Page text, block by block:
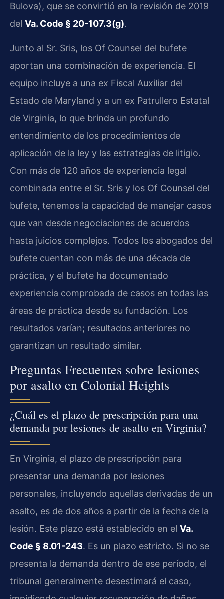
Bulova), que se convirtió en la revisión de 2019
del Va. Code § 20-107.3(g).
Junto al Sr. Sris, los Of Counsel del bufete
aportan una combinación de experiencia. El
equipo incluye a una ex Fiscal Auxiliar del
Estado de Maryland y a un ex Patrullero Estatal
de Virginia, lo que brinda un profundo
entendimiento de los procedimientos de
aplicación de la ley y las estrategias de litigio.
Con más de 120 años de experiencia legal
combinada entre el Sr. Sris y los Of Counsel del
bufete, tenemos la capacidad de manejar casos
que van desde negociaciones de acuerdos
hasta juicios complejos. Todos los abogados del
bufete cuentan con más de una década de
práctica, y el bufete ha documentado
experiencia comprobada de casos en todas las
áreas de práctica desde su fundación. Los
resultados varían; resultados anteriores no
garantizan un resultado similar.
Preguntas Frecuentes sobre lesiones
por asalto en Colonial Heights
¿Cuál es el plazo de prescripción para una
demanda por lesiones de asalto en Virginia?
En Virginia, el plazo de prescripción para
presentar una demanda por lesiones
personales, incluyendo aquellas derivadas de un
asalto, es de dos años a partir de la fecha de la
lesión. Este plazo está establecido en el Va.
Code § 8.01-243. Es un plazo estricto. Si no se
presenta la demanda dentro de ese período, el
tribunal generalmente desestimará el caso,